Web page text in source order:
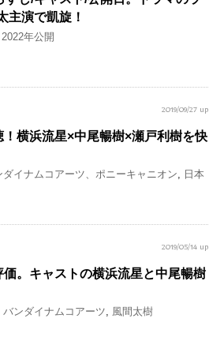
主演で凱旋！
2022年公開
2019/09/27 up
横浜流星×中尾暢樹×瀬戸利樹を快
ダイナムコアーツ、ポニーキャニオン, 日本
2019/05/14 up
。キャストの横浜流星と中尾暢樹
バンダイナムコアーツ, 風間太樹